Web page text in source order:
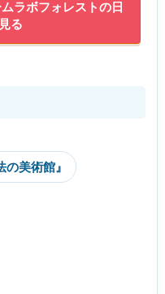
ラボフォレストの日
る
美術館』